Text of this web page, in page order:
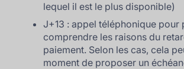
lequel il est le plus disponible)
J+13 : appel téléphonique pour
comprendre les raisons du
paiement. Selon les cas, cela
moment de proposer un